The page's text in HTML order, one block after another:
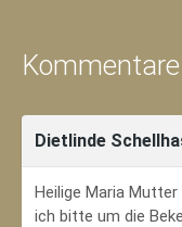
Dietlinde
Heilige Maria
ich bitte um die